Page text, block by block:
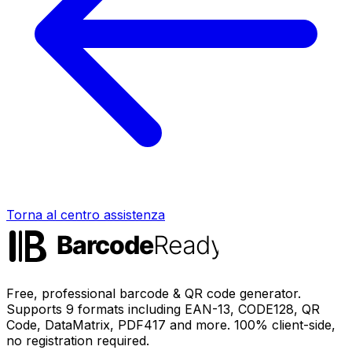
Torna al centro assistenza
Free, professional barcode & QR code generator.
Supports 9 formats including EAN-13, CODE128, QR
Code, DataMatrix, PDF417 and more. 100% client-side,
no registration required.